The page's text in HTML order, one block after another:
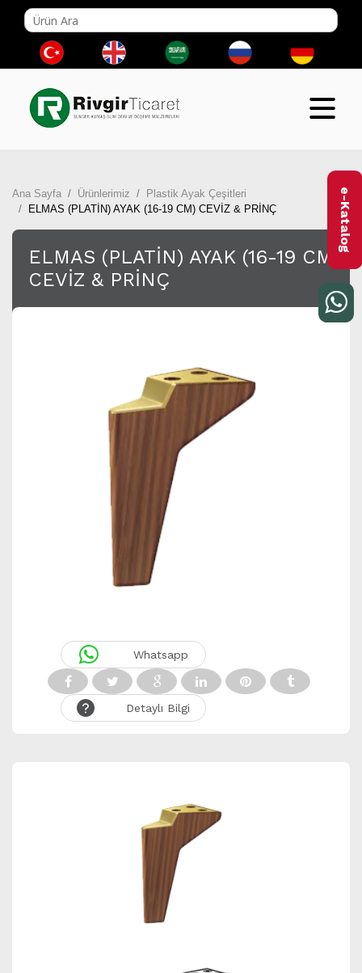
Ana Sayfa Ürünlerimiz
Plastik Ayak Çeşitleri
ELMAS (PLATİN) AYAK (16-19 CM) CEVİZ & PRİNÇ
ELMAS (PLATİN) AYAK (16-19 CM)
CEVİZ & PRİNÇ
Whatsapp
Detaylı Bilgi
e-Katalog